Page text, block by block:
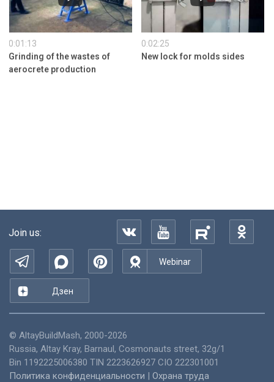
0:01:13
Grinding of the wastes of
aerocrete production
0:02:25
New lock for molds sides
Join us:
Webinar
Дзен
© AltayBuildMash, 2000-2026
Russia, Altay Kray, Barnaul, Cosmonauts street, 32g/1
Bin 1192225006380 TIN 2223626927 CIO 222301001
Политика конфиденциальности | Охрана труда